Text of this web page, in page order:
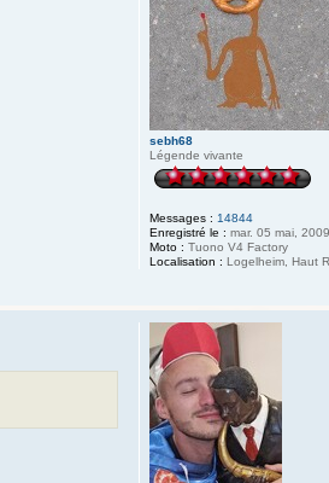
sebh68
Légende vivante
Messages : 14844
Enregistré le : mar. 05 mai,
Moto : Tuono V4 Factory
Localisation : Logelheim, Haut